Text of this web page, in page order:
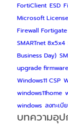
FortiClient ESD
Microsoft License
Firewall Fortigate
SMARTnet 8x5x4
Business Day)
upgrade
Windows11 CSP
windows11home
windows ลงทะเบี
บทความอุ